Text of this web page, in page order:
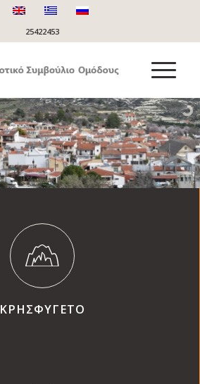
25422453
ΚΡΗΣΦΥΓΕΤΟ